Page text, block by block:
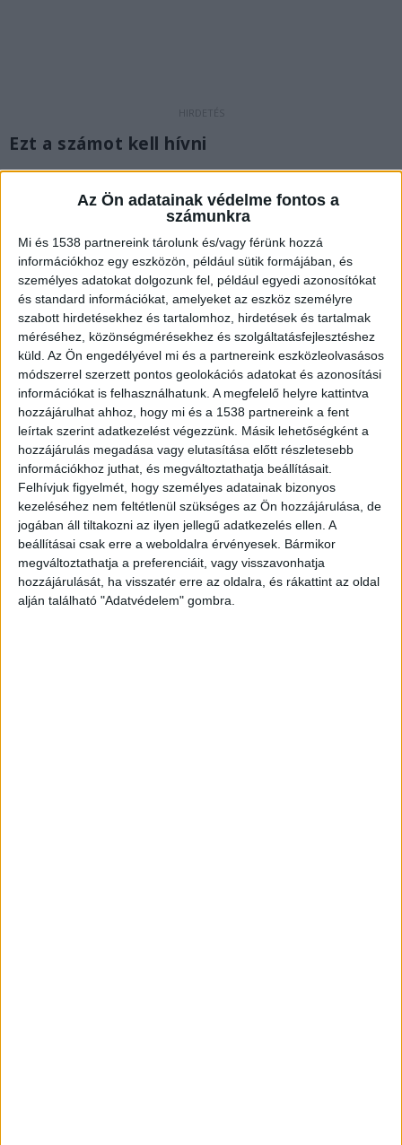
Az Ön adatainak védelme fontos a
számunkra
Mi és 1538 partnereink tárolunk és/vagy férünk hozzá
információkhoz egy eszközön, például sütik formájában, és
személyes adatokat dolgozunk fel, például egyedi azonosítókat
és standard információkat, amelyeket az eszköz személyre
szabott hirdetésekhez és tartalomhoz, hirdetések és tartalmak
méréséhez, közönségmérésekhez és szolgáltatásfejlesztéshez
küld. Az Ön engedélyével mi és a partnereink eszközleolvasásos
módszerrel szerzett pontos geolokációs adatokat és azonosítási
információkat is felhasználhatunk. A megfelelő helyre kattintva
hozzájárulhat ahhoz, hogy mi és a 1538 partnereink a fent
leírtak szerint adatkezelést végezzünk. Másik lehetőségként a
hozzájárulás megadása vagy elutasítása előtt részletesebb
információkhoz juthat, és megváltoztathatja beállításait.
Felhívjuk figyelmét, hogy személyes adatainak bizonyos
kezeléséhez nem feltétlenül szükséges az Ön hozzájárulása, de
jogában áll tiltakozni az ilyen jellegű adatkezelés ellen. A
beállításai csak erre a weboldalra érvényesek. Bármikor
megváltoztathatja a preferenciáit, vagy visszavonhatja
hozzájárulását, ha visszatér erre az oldalra, és rákattint az oldal
alján található "Adatvédelem" gombra.
Ezt a számot kell hívni
A 1830-as központi telefonszámot kell hívni
azoknak, akik háziorvosuk rendelési idején túl
ügyeleti ellátás telefonszáma.A
BudaPestkörnyéke.hu legfrissebb híreit ide
kattintva éred el.